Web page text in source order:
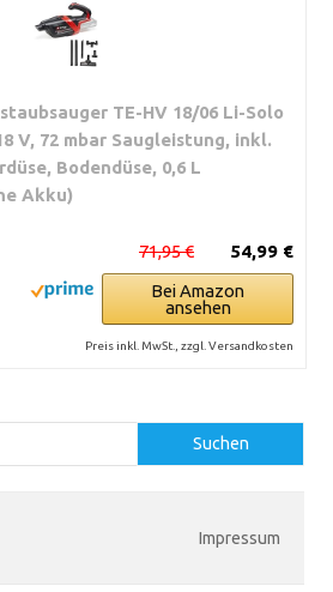
TE-HV 18/06 Li-Solo
V, 72 mbar Saugleistung, inkl.
Bodendüse, 0,6 L
Akku)
54,99 €
71,95 €
Bei Amazon
ansehen
Preis inkl. MwSt., zzgl. Versandkosten
Suchen
Impressum